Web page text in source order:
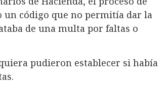
un código que no permitía dar la
de una multa por faltas o
pudieron establecer si había